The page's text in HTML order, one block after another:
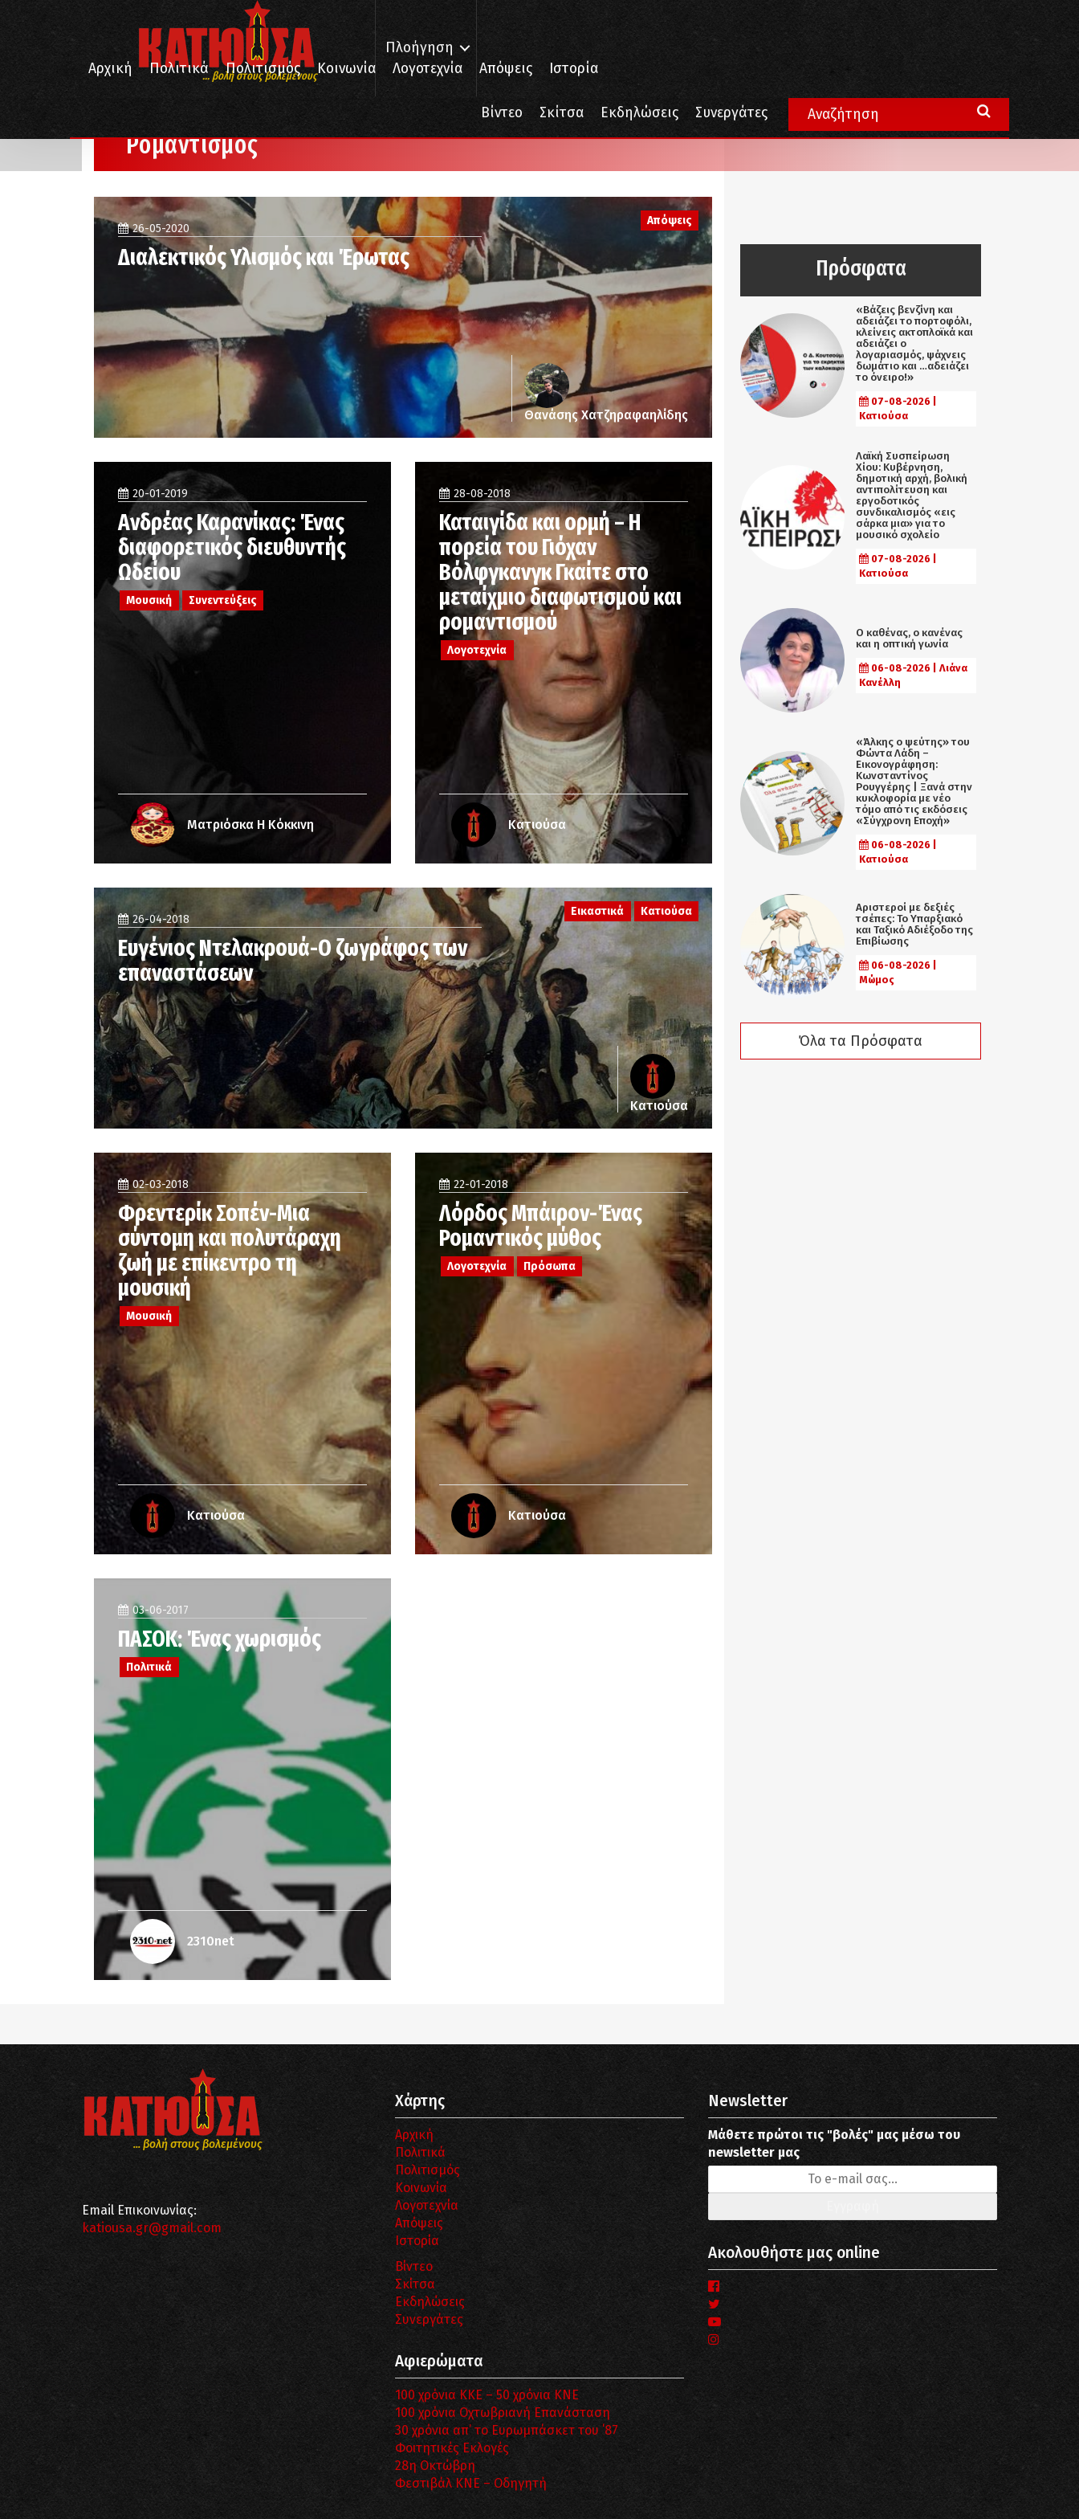
... βολή στους βολεμένους
Πλοήγηση
Αρχική
Πολιτικά Πολιτισμός Κοινωνία Λογοτεχνία Απόψεις Ιστορία
Βίντεο Σκίτσα Εκδηλώσεις Συνεργάτες
Ρομαντισμός
Ρομαντισμός
Απόψεις
26-05-2020
Διαλεκτικός Υλισμός και Έρωτας
Θανάσης Χατζηραφαηλίδης
20-01-2019
Ανδρέας Καρανίκας: Ένας
διαφορετικός διευθυντής
Ωδείου
Μουσική Συνεντεύξεις
Ματριόσκα Η Κόκκινη
28-08-2018
Καταιγίδα και ορμή – Η
πορεία του Γιόχαν
Βόλφγκανγκ Γκαίτε στο
μεταίχμιο διαφωτισμού και
ρομαντισμού
Λογοτεχνία
Κατιούσα
Εικαστικά Κατιούσα
26-04-2018
Ευγένιος Ντελακρουά-Ο ζωγράφος των
επαναστάσεων
Κατιούσα
02-03-2018
Φρεντερίκ Σοπέν-Μια
σύντομη και πολυτάραχη
ζωή με επίκεντρο τη
μουσική
Μουσική
Κατιούσα
22-01-2018
Λόρδος Μπάιρον-Ένας
Ρομαντικός μύθος
Λογοτεχνία Πρόσωπα
Κατιούσα
03-06-2017
ΠΑΣΟΚ: Ένας χωρισμός
Πολιτικά
2310net
Πρόσφατα
«Βάζεις βενζίνη και
αδειάζει το πορτοφόλι,
κλείνεις ακτοπλοϊκά και
αδειάζει ο
λογαριασμός, ψάχνεις
δωμάτιο και …αδειάζει
το όνειρο!»
07-08-2026 |
Κατιούσα
Λαϊκή Συσπείρωση
Χίου: Κυβέρνηση,
δημοτική αρχή, βολική
αντιπολίτευση και
εργοδοτικός
συνδικαλισμός «εις
σάρκα μια» για το
μουσικό σχολείο
07-08-2026 |
Κατιούσα
Ο καθένας, ο κανένας
και η οπτική γωνία
06-08-2026 | Λιάνα
Κανέλλη
«Άλκης ο ψεύτης» του
Φώντα Λάδη –
Εικονογράφηση:
Κωνσταντίνος
Ρουγγέρης | Ξανά στην
κυκλοφορία με νέο
τόμο από τις εκδόσεις
«Σύγχρονη Εποχή»
06-08-2026 |
Κατιούσα
Αριστεροί με δεξιές
τσέπες: Το Υπαρξιακό
και Ταξικό Αδιέξοδο της
Επιβίωσης
06-08-2026 |
Μώμος
Όλα τα Πρόσφατα
... βολή στους βολεμένους
Email Επικοινωνίας:
katiousa.gr@gmail.com
Χάρτης
Αρχική
Πολιτικά
Πολιτισμός
Κοινωνία
Λογοτεχνία
Απόψεις
Ιστορία
Βίντεο
Σκίτσα
Εκδηλώσεις
Συνεργάτες
Αφιερώματα
100 χρόνια ΚΚΕ – 50 χρόνια ΚΝΕ
100 χρόνια Οχτωβριανή Επανάσταση
30 χρόνια απ’ το Ευρωμπάσκετ του ΄87
Φοιτητικές Εκλογές
28η Οκτώβρη
Φεστιβάλ ΚΝΕ – Οδηγητή
Newsletter
Μάθετε πρώτοι τις "βολές" μας μέσω του
newsletter μας
Ακολουθήστε μας online